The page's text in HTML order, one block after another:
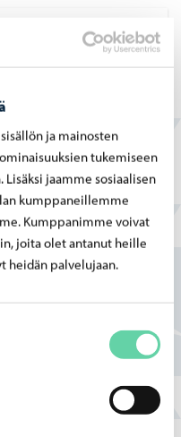
ja mainosten
tukemiseen
jaamme sosiaalisen
kumppaneillemme
Kumppanimme voivat
joita olet antanut heille
heidän palvelujaan.